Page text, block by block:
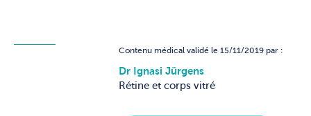
Contenu médical validé le 15/11/2019 par :
Dr Ignasi Jürgens
Rétine et corps vitré